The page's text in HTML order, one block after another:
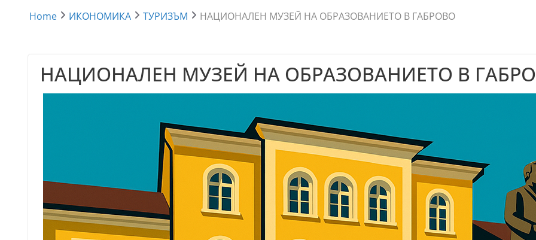
Home ИКОНОМИКА ТУРИЗЪМ НАЦИОНАЛЕН МУЗЕЙ НА ОБРАЗОВАНИЕТО В ГАБРОВО
НАЦИОНАЛЕН МУЗЕЙ НА ОБРАЗОВАНИЕТО В